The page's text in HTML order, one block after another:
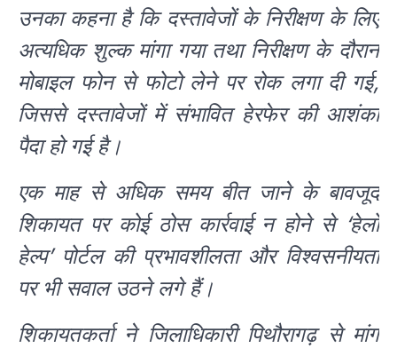
उनका कहना है कि दस्तावेजों के निरीक्षण के लिए
अत्यधिक शुल्क मांगा गया तथा निरीक्षण के दौरान
मोबाइल फोन से फोटो लेने पर रोक लगा दी गई,
जिससे दस्तावेजों में संभावित हेरफेर की आशंका
पैदा हो गई है।
एक माह से अधिक समय बीत जाने के बावजूद
शिकायत पर कोई ठोस कार्रवाई न होने से ‘हेलो
हेल्प’ पोर्टल की प्रभावशीलता और विश्वसनीयता
पर भी सवाल उठने लगे हैं।
शिकायतकर्ता ने जिलाधिकारी पिथौरागढ़ से मांग